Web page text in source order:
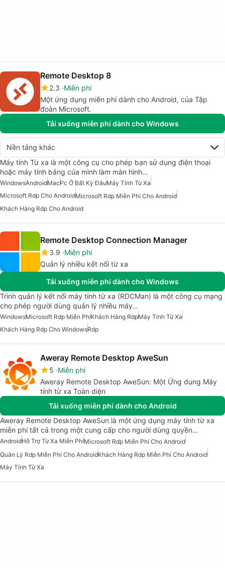
Remote Desktop 8
2.3 Miễn phí
Một ứng dụng miễn phí dành cho Android, của Tập
đoàn Microsoft.
Tải xuống miễn phí dành cho Windows
Nền tảng khác
Máy tính Từ xa là một công cụ cho phép bạn sử dụng điện thoại
hoặc máy tính bảng của mình làm màn hình…
WindowsAndroidMacPc Ở Bất Kỳ ĐâuMáy Tính Từ Xa
Microsoft Rdp Cho AndroidMicrosoft Rdp Miễn Phí Cho Android
Khách Hàng Rdp Cho Android
Remote Desktop Connection Manager
3.9 Miễn phí
Quản lý nhiều kết nối từ xa
Tải xuống miễn phí dành cho Windows
Trình quản lý kết nối máy tính từ xa (RDCMan) là một công cụ mạng
cho phép người dùng quản lý nhiều máy…
WindowsMicrosoft Rdp Miễn PhíKhách Hàng RdpMáy Tính Từ Xa
Khách Hàng Rdp Cho WindowsRdp
Aweray Remote Desktop AweSun
5 Miễn phí
Aweray Remote Desktop AweSun: Một Ứng dụng Máy
tính từ xa Toàn diện
Tải xuống miễn phí dành cho Android
Aweray Remote Desktop AweSun là một ứng dụng máy tính từ xa
miễn phí tất cả trong một cung cấp cho người dùng quyền…
AndroidHỗ Trợ Từ Xa Miễn PhíMicrosoft Rdp Miễn Phí Cho Android
Quản Lý Rdp Miễn Phí Cho AndroidKhách Hàng Rdp Miễn Phí Cho Android
Máy Tính Từ Xa